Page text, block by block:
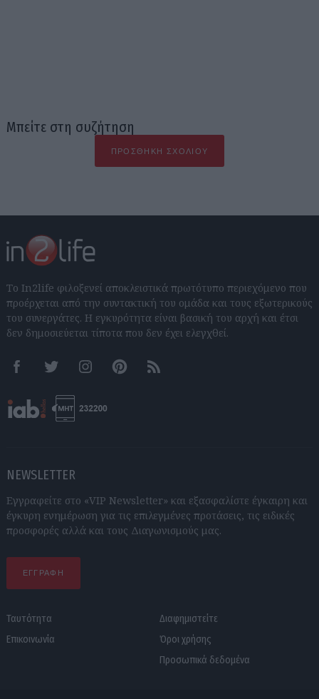
Μπείτε στη συζήτηση
ΠΡΟΣΘΉΚΗ ΣΧΟΛΊΟΥ
Το In2life φιλοξενεί αποκλειστικά πρωτότυπο περιεχόμενο που
προέρχεται από την συντακτική του ομάδα και τους εξωτερικούς
του συνεργάτες. Η εγκυρότητα είναι βασική του αρχή και έτσι
δεν δημοσιεύεται τίποτα που δεν έχει ελεγχθεί.
FacebookTwitter InstagramPinterestRSS feeds
NEWSLETTER
Εγγραφείτε στο «VIP Newsletter» και εξασφαλίστε έγκαιρη και
έγκυρη ενημέρωση για τις επιλεγμένες προτάσεις, τις ειδικές
προσφορές αλλά και τους Διαγωνισμούς μας.
ΕΓΓΡΑΦΗ
Ταυτότητα
Επικοινωνία
Διαφημιστείτε
Όροι χρήσης
Προσωπικά δεδομένα